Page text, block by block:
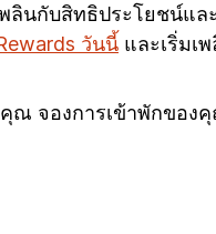
ลินกับสิทธิประโยชน์แ
วันนี้ และเริ่มเ
จองการเข้าพักของ